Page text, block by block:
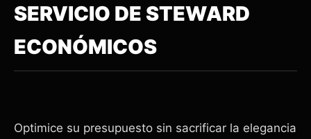
SERVICIO DE STEWARD
ECONÓMICOS
Optimice su presupuesto sin sacrificar la elegancia